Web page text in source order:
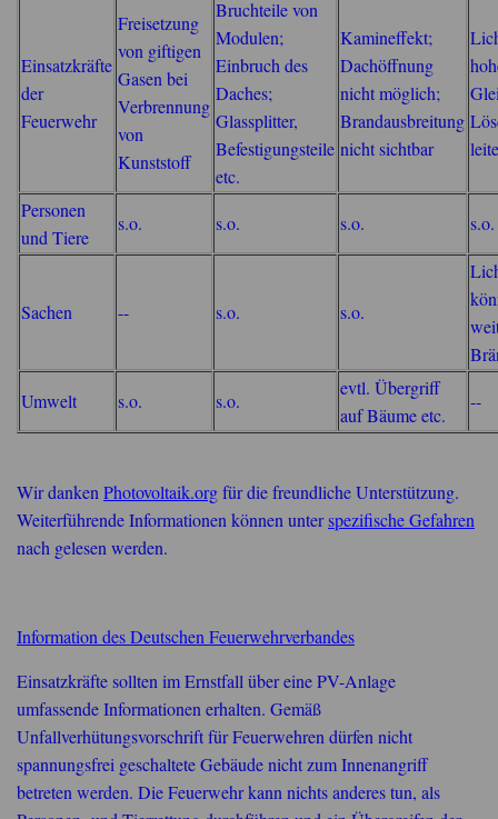
Einsatzkräfte
der
Feuerwehr
Freisetzung
von giftigen
Gasen bei
Verbrennung
von
Kunststoff
Bruchteile von
Modulen;
Einbruch des
Daches;
Glassplitter,
Befestigungsteile
etc.
Kamineffekt;
Dachöffnung
nicht möglich;
Brandausbreitung
nicht sichtbar
Personen
und Tiere
s.o. s.o. s.o. s.o.
Sachen -- s.o. s.o.
Umwelt
s.o. s.o.
evtl. Übergriff
auf Bäume etc.
--
Wir danken Photovoltaik.orgfür die freundliche Unterstützung.
Weiterführende Informationen können unterspezifische Gefahren
nach gelesen werden.
Information des Deutschen Feuerwehrverbandes
Einsatzkräfte sollten im Ernstfall über eine PV-Anlage
umfassende Informationen erhalten. Gemäß
Unfallverhütungsvorschrift für Feuerwehren dürfen nicht
spannungsfrei geschaltete Gebäude nicht zum Innenangriff
betreten werden. Die Feuerwehr kann nichts anderes tun, als